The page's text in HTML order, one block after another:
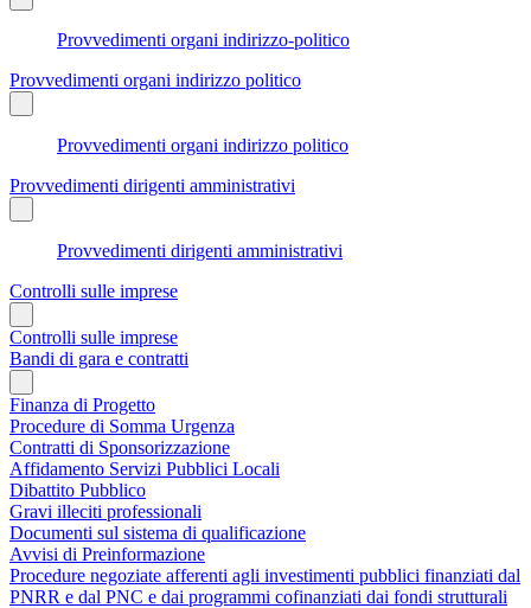
Provvedimenti organi indirizzo-politico
Provvedimenti organi indirizzo politico
Provvedimenti organi indirizzo politico
Provvedimenti dirigenti amministrativi
Provvedimenti dirigenti amministrativi
Controlli sulle imprese
Controlli sulle imprese
Bandi di gara e contratti
Finanza di Progetto
Procedure di Somma Urgenza
Contratti di Sponsorizzazione
Affidamento Servizi Pubblici Locali
Dibattito Pubblico
Gravi illeciti professionali
Documenti sul sistema di qualificazione
Avvisi di Preinformazione
Procedure negoziate afferenti agli investimenti pubblici finanziati dal
PNRR e dal PNC e dai programmi cofinanziati dai fondi strutturali